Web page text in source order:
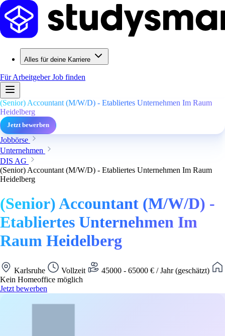
Alles für deine Karriere
Für ArbeitgeberJob finden
(Senior) Accountant (M/W/D) - Etabliertes Unternehmen Im Raum
Heidelberg
Jetzt bewerben
Jobbörse
Unternehmen
DIS AG
(Senior) Accountant (M/W/D) - Etabliertes Unternehmen Im Raum
Heidelberg
(Senior) Accountant (M/W/D) -
Etabliertes Unternehmen Im
Raum Heidelberg
Karlsruhe Vollzeit
45000 - 65000 € / Jahr (geschätzt)
Kein Homeoffice möglich
Jetzt bewerben